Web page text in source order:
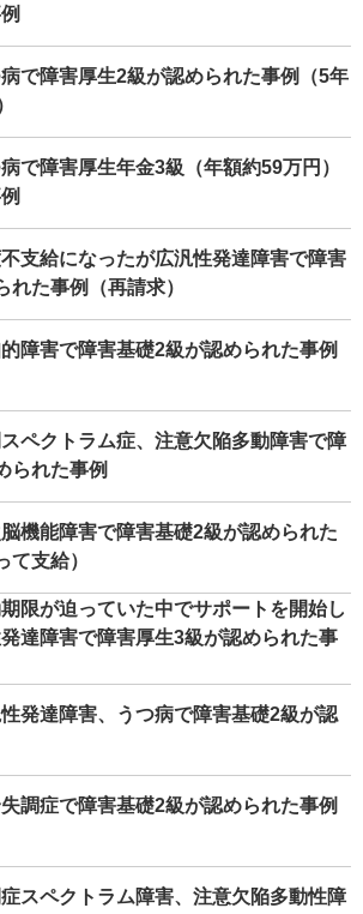
病で障害厚生2級が認められた事例（5年
で障害厚生年金3級（年額約59万円）
不支給になったが広汎性発達障害で障害
れた事例（再請求）
的障害で障害基礎2級が認められた事例
スペクトラム症、注意欠陥多動障害で障
られた事例
脳機能障害で障害基礎2級が認められた
て支給）
期限が迫っていた中でサポートを開始し
達障害で障害厚生3級が認められた事
性発達障害、うつ病で障害基礎2級が認
失調症で障害基礎2級が認められた事例
症スペクトラム障害、注意欠陥多動性障